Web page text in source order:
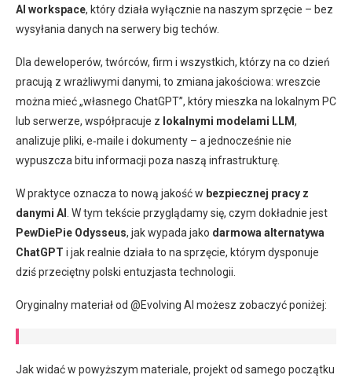
AI workspace, który działa wyłącznie na naszym sprzęcie – bez
wysyłania danych na serwery big techów.
Dla deweloperów, twórców, firm i wszystkich, którzy na co dzień
pracują z wrażliwymi danymi, to zmiana jakościowa: wreszcie
można mieć „własnego ChatGPT”, który mieszka na lokalnym PC
lub serwerze, współpracuje z lokalnymi modelami LLM,
analizuje pliki, e‑maile i dokumenty – a jednocześnie nie
wypuszcza bitu informacji poza naszą infrastrukturę.
W praktyce oznacza to nową jakość w bezpiecznej pracy z
danymi AI
. W tym tekście przyglądamy się, czym dokładnie jest
PewDiePie Odysseus, jak wypada jako darmowa alternatywa
ChatGPT i jak realnie działa to na sprzęcie, którym dysponuje
dziś przeciętny polski entuzjasta technologii.
Oryginalny materiał od @Evolving AI możesz zobaczyć poniżej:
Jak widać w powyższym materiale, projekt od samego początku